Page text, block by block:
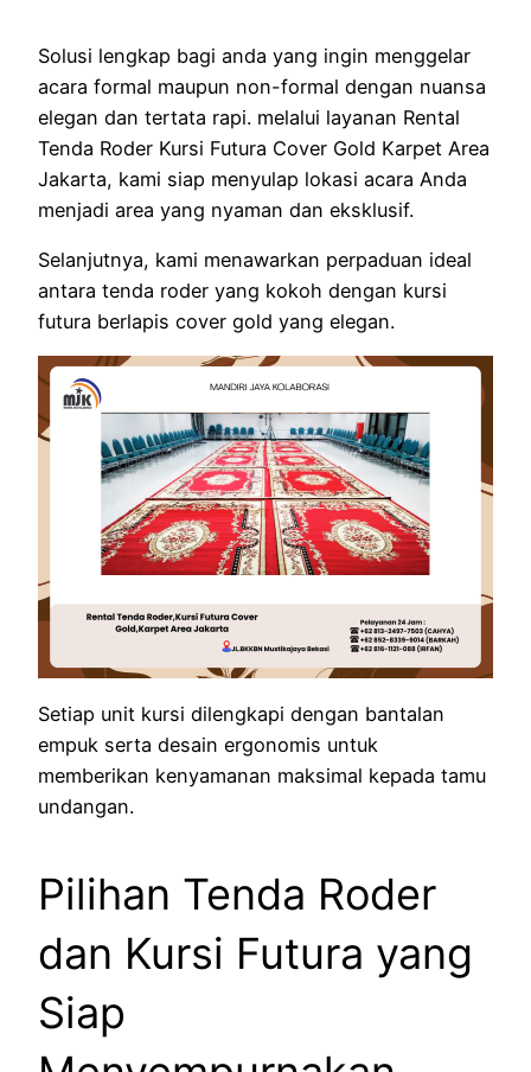
Solusi lengkap bagi anda yang ingin menggelar
acara formal maupun non-formal dengan nuansa
elegan dan tertata rapi. melalui layanan Rental
Tenda Roder Kursi Futura Cover Gold Karpet Area
Jakarta, kami siap menyulap lokasi acara Anda
menjadi area yang nyaman dan eksklusif.
Selanjutnya, kami menawarkan perpaduan ideal
antara tenda roder yang kokoh dengan kursi
futura berlapis cover gold yang elegan.
Setiap unit kursi dilengkapi dengan bantalan
empuk serta desain ergonomis untuk
memberikan kenyamanan maksimal kepada tamu
undangan.
Pilihan Tenda Roder
dan Kursi Futura yang
Siap